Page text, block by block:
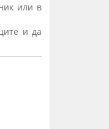
или в
и да